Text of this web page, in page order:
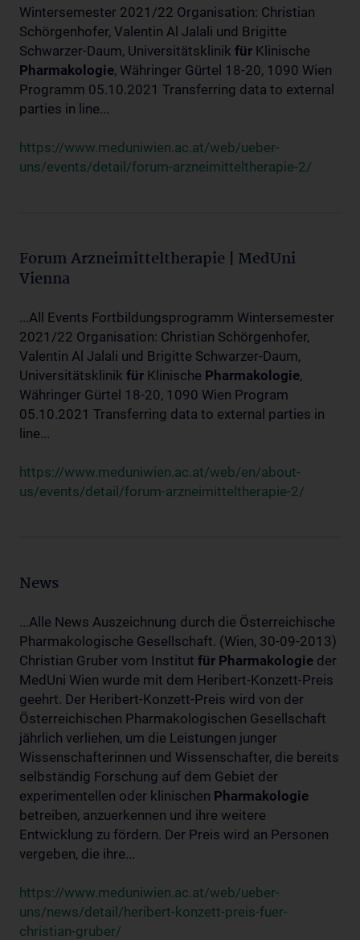
Wintersemester 2021/22 Organisation: Christian
Schörgenhofer, Valentin Al Jalali und Brigitte
Schwarzer-Daum, Universitätsklinik für Klinische
Pharmakologie, Währinger Gürtel 18-20, 1090 Wien
Programm 05.10.2021 Transferring data to external
parties in line...
https://www.meduniwien.ac.at/web/ueber-
uns/events/detail/forum-arzneimitteltherapie-2/
Forum Arzneimitteltherapie | MedUni
Vienna
...All Events Fortbildungsprogramm Wintersemester
2021/22 Organisation: Christian Schörgenhofer,
Valentin Al Jalali und Brigitte Schwarzer-Daum,
Universitätsklinik für Klinische Pharmakologie,
Währinger Gürtel 18-20, 1090 Wien Program
05.10.2021 Transferring data to external parties in
line...
https://www.meduniwien.ac.at/web/en/about-
us/events/detail/forum-arzneimitteltherapie-2/
News
...Alle News Auszeichnung durch die Österreichische
Pharmakologische Gesellschaft. (Wien, 30-09-2013)
Christian Gruber vom Institut für Pharmakologie der
MedUni Wien wurde mit dem Heribert-Konzett-Preis
geehrt. Der Heribert-Konzett-Preis wird von der
Österreichischen Pharmakologischen Gesellschaft
jährlich verliehen, um die Leistungen junger
Wissenschafterinnen und Wissenschafter, die bereits
selbständig Forschung auf dem Gebiet der
experimentellen oder klinischen Pharmakologie
betreiben, anzuerkennen und ihre weitere
Entwicklung zu fördern. Der Preis wird an Personen
vergeben, die ihre...
https://www.meduniwien.ac.at/web/ueber-
uns/news/detail/heribert-konzett-preis-fuer-
christian-gruber/